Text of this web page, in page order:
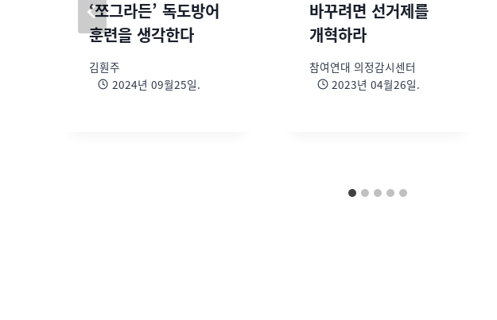
‘쪼그라든’ 독도방어
훈련을 생각한다
김훤주
2024년 09월25일.
바꾸려면 선거제를
개혁하라
참여연대 의정감시센터
2023년 04월26일.